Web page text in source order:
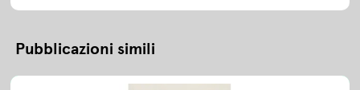
Pubblicazioni simili